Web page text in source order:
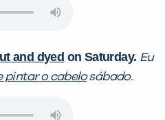
and dyed on Saturday. Eu
pintar o cabelosábado.